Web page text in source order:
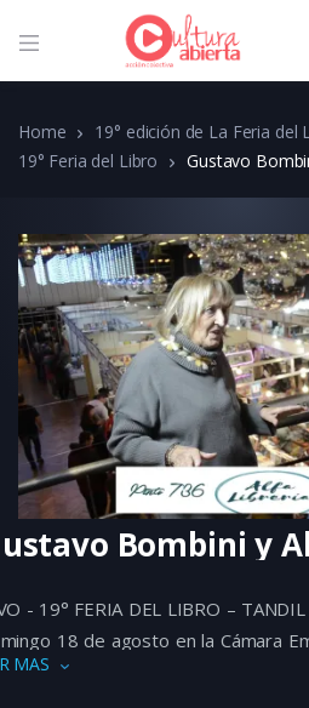
Home
19° edición de La Feria del
19° Feria del Libro
Gustavo
Bombini y
- 19° FERIA DEL LIBRO –
18 de agosto en la Cámara
estará realizando la 19° edición de
MAS